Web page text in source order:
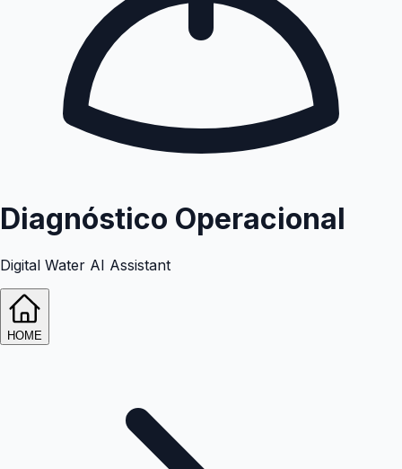
Diagnóstico Operacional
Digital Water AI Assistant
HOME